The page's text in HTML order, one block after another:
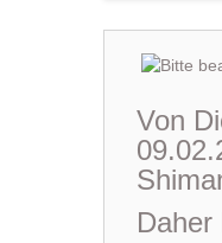
Von
Daher